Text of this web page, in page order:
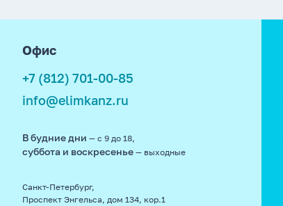
Офис
+7 (812) 701-00-85
info@elimkanz.ru
В будние дни — с 9 до 18,
суббота и воскресенье — выходные
Санкт-Петербург,
Проспект Энгельса, дом 134, кор.1